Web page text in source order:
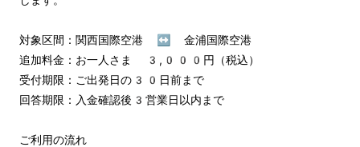
対象区間：関西国際空港 ↔︎ 金浦国際空港
追加料金：お一人さま 3,000円（税込）
受付期限：ご出発日の30日前まで
回答期限：入金確認後3営業日以内まで
ご利用の流れ